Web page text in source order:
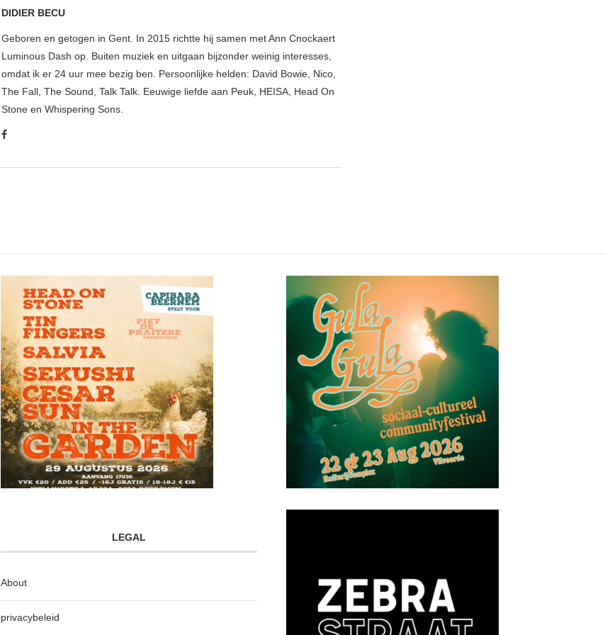
DIDIER BECU
Geboren en getogen in Gent. In 2015 richtte hij samen met Ann Cnockaert
Luminous Dash op. Buiten muziek en uitgaan bijzonder weinig interesses,
omdat ik er 24 uur mee bezig ben. Persoonlijke helden: David Bowie, Nico,
The Fall, The Sound, Talk Talk. Eeuwige liefde aan Peuk, HEISA, Head On
Stone en Whispering Sons.
LEGAL
About
privacybeleid